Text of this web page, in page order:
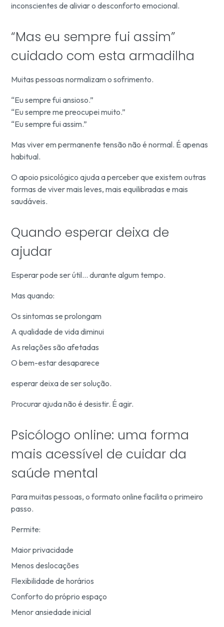
inconscientes de aliviar o desconforto emocional.
“Mas eu sempre fui assim”
cuidado com esta armadilha
Muitas pessoas normalizam o sofrimento.
“Eu sempre fui ansioso.”
“Eu sempre me preocupei muito.”
“Eu sempre fui assim.”
Mas viver em permanente tensão não é normal. É apenas
habitual.
O apoio psicológico ajuda a perceber que existem outras
formas de viver mais leves, mais equilibradas e mais
saudáveis.
Quando esperar deixa de
ajudar
Esperar pode ser útil… durante algum tempo.
Mas quando:
Os sintomas se prolongam
A qualidade de vida diminui
As relações são afetadas
O bem-estar desaparece
esperar deixa de ser solução.
Procurar ajuda não é desistir. É agir.
Psicólogo online: uma forma
mais acessível de cuidar da
saúde mental
Para muitas pessoas, o formato online facilita o primeiro
passo.
Permite:
Maior privacidade
Menos deslocações
Flexibilidade de horários
Conforto do próprio espaço
Menor ansiedade inicial